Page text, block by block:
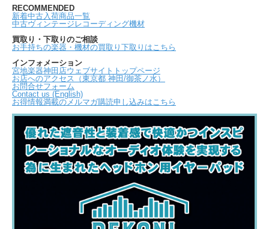
RECOMMENDED
新着中古入荷商品一覧
中古ヴィンテージレコーディング機材
買取り・下取りのご相談
お手持ちの楽器・機材の買取り下取りはこちら
インフォメーション
宮地楽器神田店ウェブサイトトップページ
お店へのアクセス（東京都 神田/御茶ノ水）
お問合せフォーム
Contact us (English)
お得情報満載のメルマガ購読申し込みはこちら